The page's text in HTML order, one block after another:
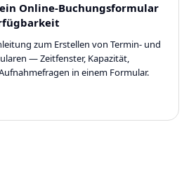
Online-Buchungsformular
zum Erstellen von Termin- und
— Zeitfenster, Kapazität,
in einem Formular.